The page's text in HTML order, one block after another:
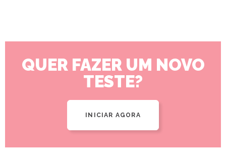
QUER FAZER UM NOVO
TESTE?
INICIAR AGORA